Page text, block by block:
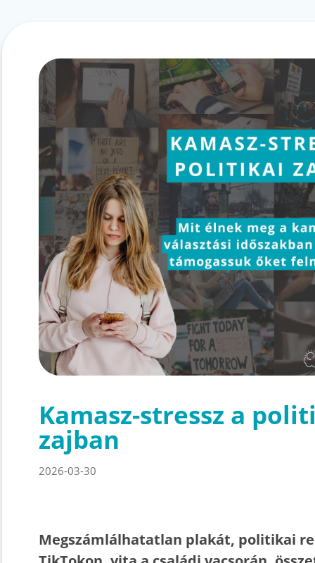
Kamasz-stressz a
zajban
2026-03-30
Megszámlálhatatlan plakát, politikai